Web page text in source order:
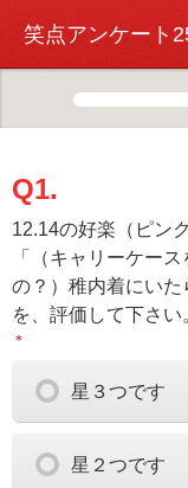
笑点アンケート
Q1.
12.14の好楽（ピン
「（キャリーケー
の？）稚内着にいた
を、評価して下さい
＊
星３つです
星２つです